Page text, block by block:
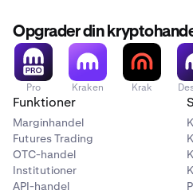
Opgrader din
Pro Kraken Krak
Funktioner
Marginhandel
Futures Trading
OTC-handel
Institutioner
API-handel